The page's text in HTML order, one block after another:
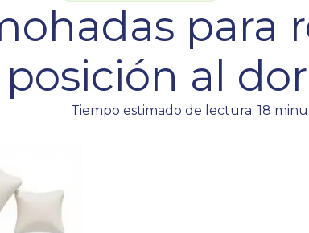
para
posición al
Tiempo estimado de lectura: 18